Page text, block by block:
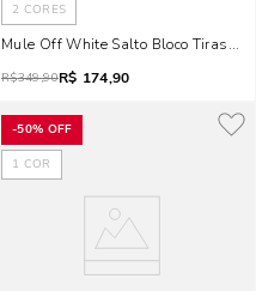
2 CORES
Mule Off White Salto Bloco Tiras
R$349,90R$ 174,90
-50% OFF
1 COR